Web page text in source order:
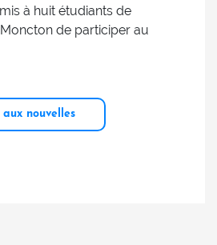
à huit étudiants de
Moncton de participer au
nouvelles